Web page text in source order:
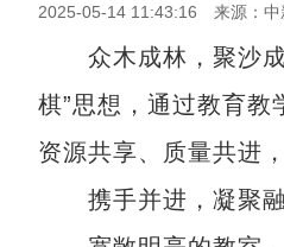
2025-05-14 11:43:16 来源：中
众木成林，聚沙成
棋”思想，通过教育教
资源共享、质量共进
携手并进，凝聚融